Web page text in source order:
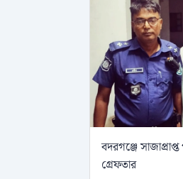
বদরগঞ্জে
গ্রেফতার